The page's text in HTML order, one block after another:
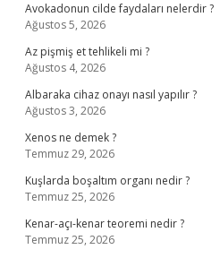
Avokadonun cilde faydaları nelerdir ?
Ağustos 5, 2026
Az pişmiş et tehlikeli mi ?
Ağustos 4, 2026
Albaraka cihaz onayı nasıl yapılır ?
Ağustos 3, 2026
Xenos ne demek ?
Temmuz 29, 2026
Kuşlarda boşaltım organı nedir ?
Temmuz 25, 2026
Kenar-açı-kenar teoremi nedir ?
Temmuz 25, 2026